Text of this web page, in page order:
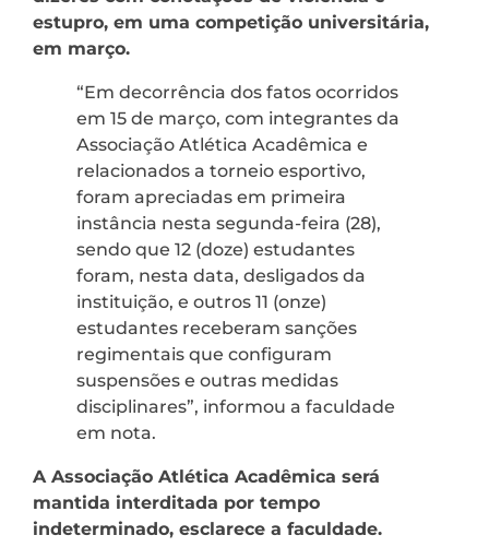
estupro, em uma competição universitária,
em março.
“Em decorrência dos fatos ocorridos
em 15 de março, com integrantes da
Associação Atlética Acadêmica e
relacionados a torneio esportivo,
foram apreciadas em primeira
instância nesta segunda-feira (28),
sendo que 12 (doze) estudantes
foram, nesta data, desligados da
instituição, e outros 11 (onze)
estudantes receberam sanções
regimentais que configuram
suspensões e outras medidas
disciplinares”, informou a faculdade
em nota.
A Associação Atlética Acadêmica será
mantida interditada por tempo
indeterminado, esclarece a faculdade.